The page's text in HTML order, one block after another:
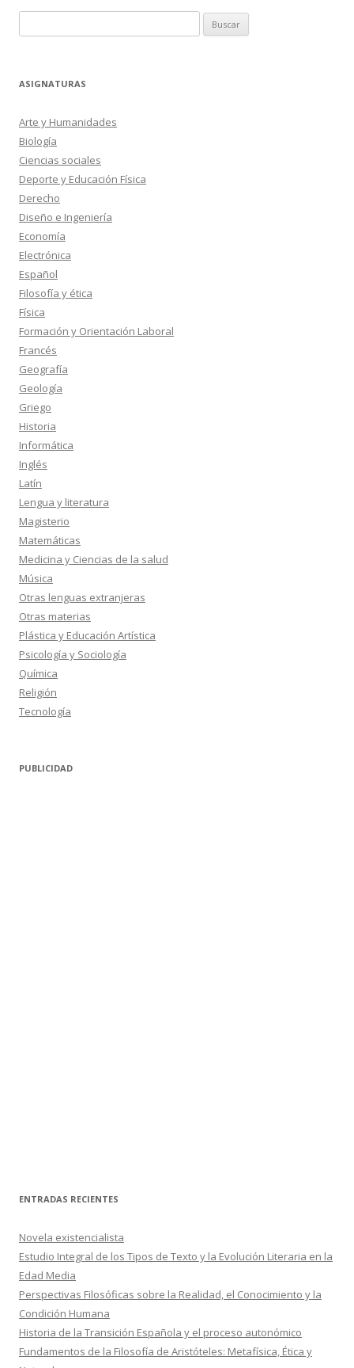
ASIGNATURAS
Arte y Humanidades
Biología
Ciencias sociales
Deporte y Educación Física
Derecho
Diseño e Ingeniería
Economía
Electrónica
Español
Filosofía y ética
Física
Formación y Orientación Laboral
Francés
Geografía
Geología
Griego
Historia
Informática
Inglés
Latín
Lengua y literatura
Magisterio
Matemáticas
Medicina y Ciencias de la salud
Música
Otras lenguas extranjeras
Otras materias
Plástica y Educación Artística
Psicología y Sociología
Química
Religión
Tecnología
PUBLICIDAD
ENTRADAS RECIENTES
Novela existencialista
Estudio Integral de los Tipos de Texto y la Evolución Literaria en la
Edad Media
Perspectivas Filosóficas sobre la Realidad, el Conocimiento y la
Condición Humana
Historia de la Transición Española y el proceso autonómico
Fundamentos de la Filosofía de Aristóteles: Metafísica, Ética y